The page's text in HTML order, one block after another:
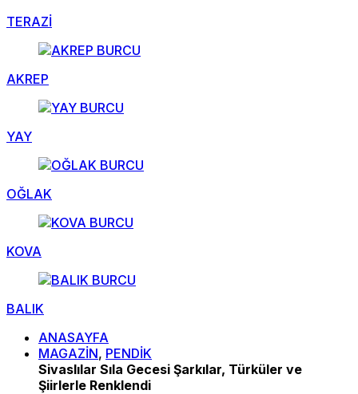
TERAZİ
AKREP
YAY
OĞLAK
KOVA
BALIK
ANASAYFA
MAGAZİN, PENDİK
Sivaslılar Sıla Gecesi Şarkılar, Türküler ve
Şiirlerle Renklendi